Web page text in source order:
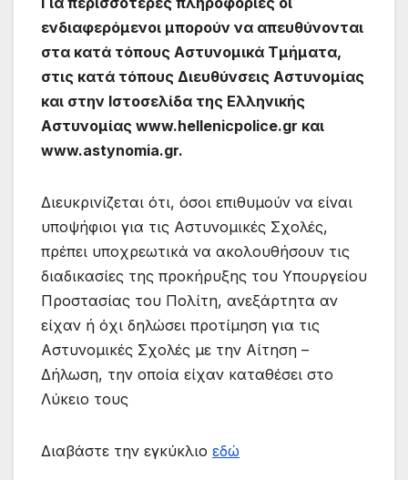
ενδιαφερόμενοι μπορούν να απευθύνονται
στα κατά τόπους Αστυνομικά Τμήματα,
στις κατά τόπους Διευθύνσεις Αστυνομίας
και στην Ιστοσελίδα της Ελληνικής
Αστυνομίας www.hellenicpolice.gr και
www.astynomia.gr.
Διευκρινίζεται ότι, όσοι επιθυμούν να είναι
υποψήφιοι για τις Αστυνομικές Σχολές,
πρέπει υποχρεωτικά να ακολουθήσουν τις
διαδικασίες της προκήρυξης του Υπουργείου
Προστασίας του Πολίτη, ανεξάρτητα αν
είχαν ή όχι δηλώσει προτίμηση για τις
Αστυνομικές Σχολές με την Αίτηση –
Δήλωση, την οποία είχαν καταθέσει στο
Λύκειο τους
Διαβάστε την εγκύκλιο εδώ